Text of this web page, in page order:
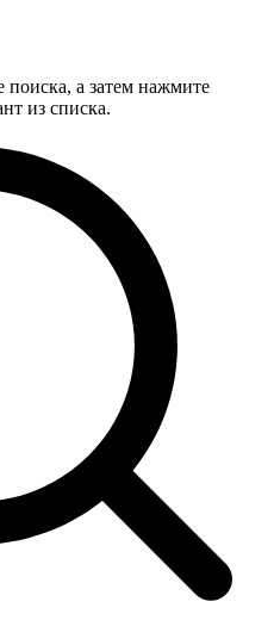
поиска, а затем нажмите
из списка.